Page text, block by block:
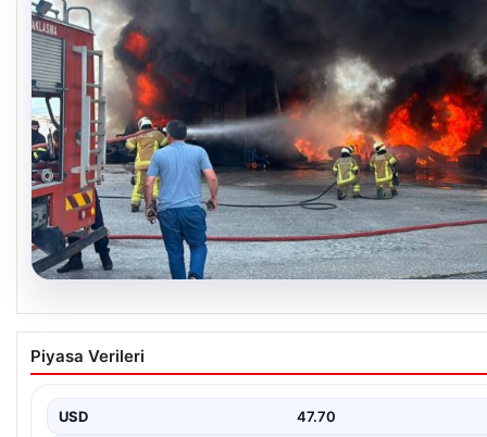
06.08.2026
Bursa Orhangazi’de Bir Tamirhane Yanarak
Bursa’nın Orhangazi ilçesinde, yıkıcı bir yangın meydana geldi
Piyasa Verileri
USD 47.70